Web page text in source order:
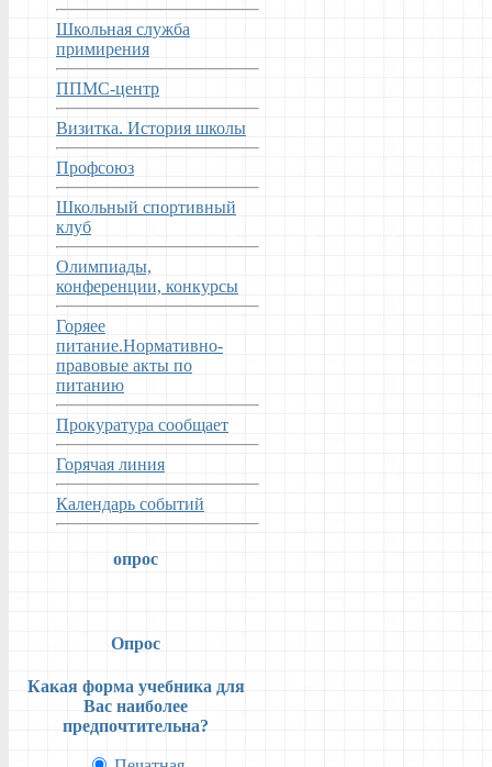
Школьная служба
примирения
ППМС-центр
Визитка. История школы
Профсоюз
Школьный спортивный
клуб
Олимпиады,
конференции, конкурсы
Горяее
питание.Нормативно-
правовые акты по
питанию
Прокуратура сообщает
Горячая линия
Календарь событий
опрос
Опрос
Какая форма учебника для
Вас наиболее
предпочтительна?